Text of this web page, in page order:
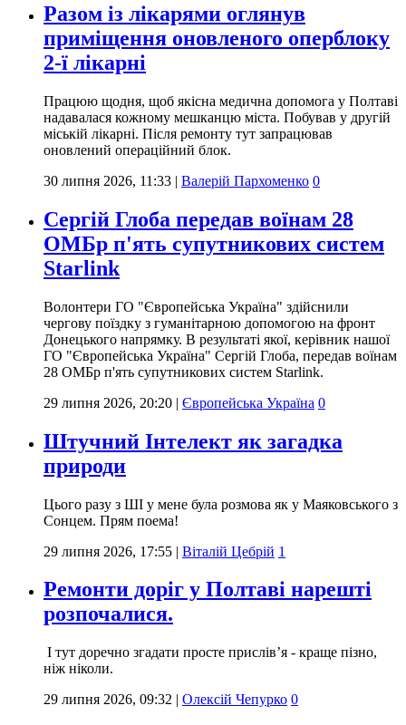
Разом із лікарями оглянув
приміщення оновленого оперблоку
2-ї лікарні
Працюю щодня, щоб якісна медична допомога у Полтаві
надавалася кожному мешканцю міста. Побував у другій
міській лікарні. Після ремонту тут запрацював
оновлений операційний блок.
30 липня 2026, 11:33 | Валерій Пархоменко 0
Сергій Глоба передав воїнам 28
ОМБр п'ять супутникових систем
Starlink
Волонтери ГО "Європейська Україна" здійснили
чергову поїздку з гуманітарною допомогою на фронт
Донецького напрямку. В результаті якої, керівник нашої
ГО "Європейська Україна" Сергій Глоба, передав воїнам
28 ОМБр п'ять супутникових систем Starlink.
29 липня 2026, 20:20 | Європейська Україна 0
Штучний Інтелект як загадка
природи
Цього разу з ШІ у мене була розмова як у Маяковського з
Сонцем. Прям поема!
29 липня 2026, 17:55 | Віталій Цебрій 1
Ремонти доріг у Полтаві нарешті
розпочалися.
І тут доречно згадати просте прислів’я - краще пізно,
ніж ніколи.
29 липня 2026, 09:32 | Олексій Чепурко 0